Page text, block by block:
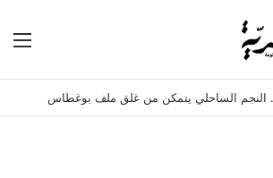
النجم الساحلي يتمكن من غلق ملف بوغطاس